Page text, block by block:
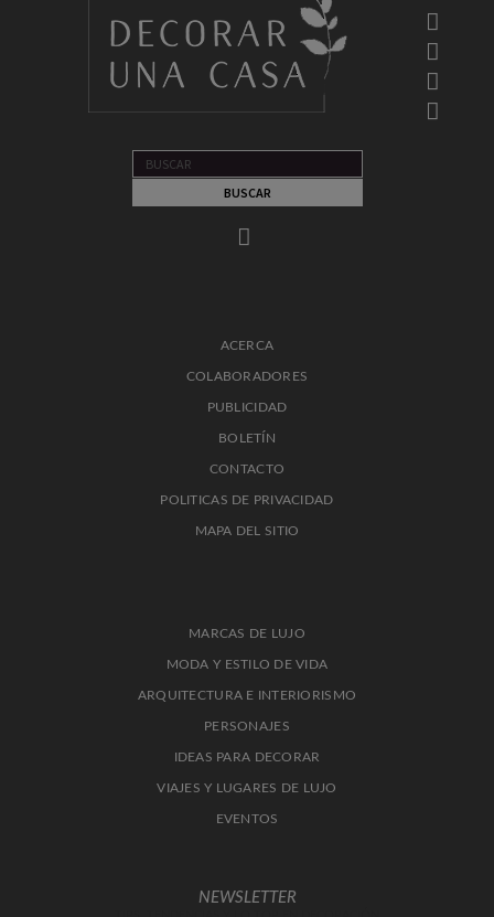
ACERCA
COLABORADORES
PUBLICIDAD
BOLETÍN
CONTACTO
POLITICAS DE PRIVACIDAD
MAPA DEL SITIO
MARCAS DE LUJO
MODA Y ESTILO DE VIDA
ARQUITECTURA E INTERIORISMO
PERSONAJES
IDEAS PARA DECORAR
VIAJES Y LUGARES DE LUJO
EVENTOS
NEWSLETTER